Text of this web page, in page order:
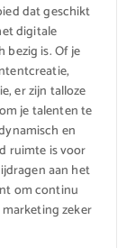
dat geschikt
digitale
bezig is. Of je
er zijn talloze
je talenten te
en
ruimte is voor
aan het
om continu
zeker